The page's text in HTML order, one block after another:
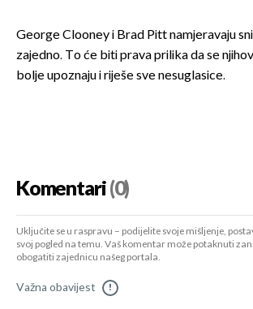
George Clooney i Brad Pitt namjeravaju
zajedno. To će biti prava prilika da se
bolje upoznaju i riješe sve nesuglasice.
Komentari(0)
Uključite se u raspravu – podijelite svoje mišljenje,
svoj pogled na temu. Vaš komentar može potaknuti
obogatiti zajednicu našeg portala.
Važna obavijest !